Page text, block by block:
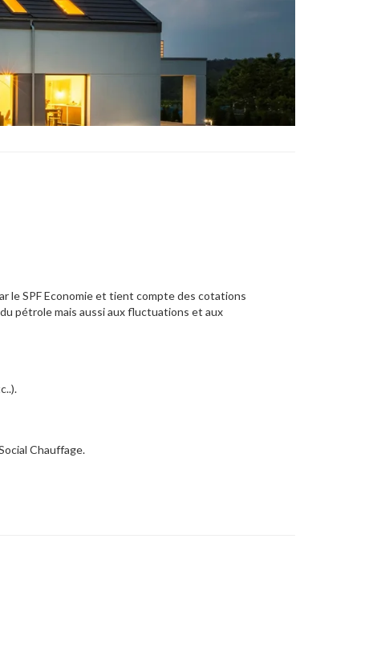
le SPF Economie et tient compte des cotations
pétrole mais aussi aux fluctuations et aux
Chauffage.